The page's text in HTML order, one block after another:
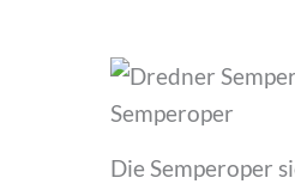
Semperoper
Die Semperoper